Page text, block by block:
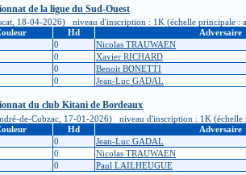
de la ligue du Sud-Ouest
18-04-2026) niveau d'inscription : 1K (échelle principale :
Hd Adversaire
0 Nicolas TRAUWAEN
0 Xavier RICHARD
0 Benoit BONETTI
0 Jean-Luc GADAL
du club Kitani de Bordeaux
de-Cubzac, 17-01-2026) niveau d'inscription : 1K
Hd Adversaire
0 Jean-Luc GADAL
0 Nicolas TRAUWAEN
0 Paul LAILHEUGUE